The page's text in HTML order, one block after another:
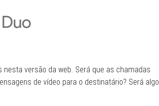
versão da web. Será que as chamadas
de vídeo para o destinatário? Será algo